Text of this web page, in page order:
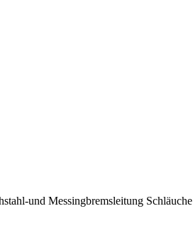
und Messingbremsleitung Schläuche